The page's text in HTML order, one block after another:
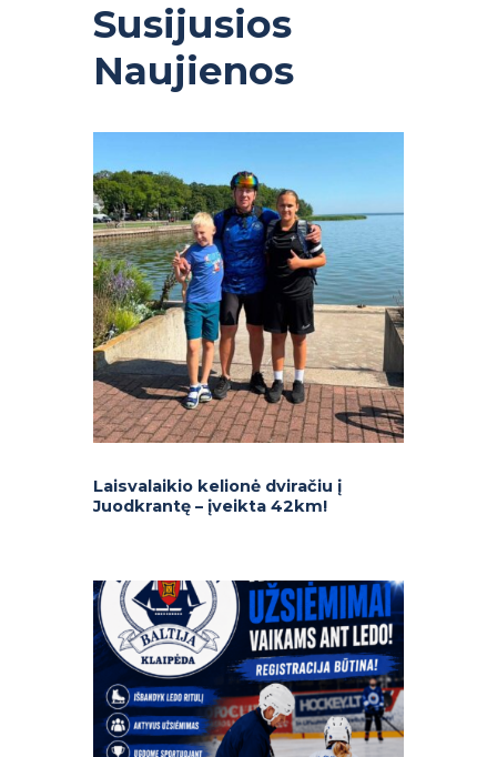
Susijusios
Naujienos
Laisvalaikio kelionė dviračiu į
Juodkrantę – įveikta 42km!